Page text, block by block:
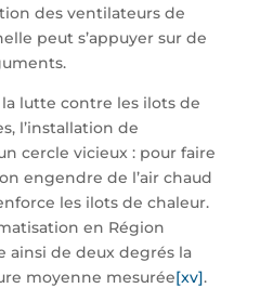
des ventilateurs de
peut s’appuyer sur de
lutte contre les ilots de
l’installation de
cercle vicieux : pour faire
engendre de l’air chaud
les ilots de chaleur.
en Région
ainsi de deux degrés la
moyenne mesurée[xv].